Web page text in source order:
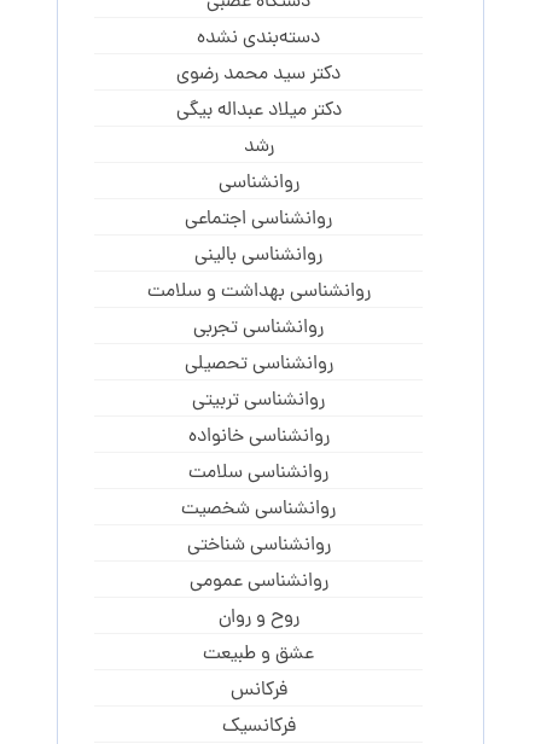
دسته‌بندی نشده
دکتر سید محمد رضوی
دکتر میلاد عبداله بیگی
رشد
روانشناسی
روانشناسی اجتماعی
روانشناسی بالینی
روانشناسی بهداشت و سلامت
روانشناسی تجربی
روانشناسی تحصیلی
روانشناسی تربیتی
روانشناسی خانواده
روانشناسی سلامت
روانشناسی شخصیت
روانشناسی شناختی
روانشناسی عمومی
روح و روان
عشق و طبیعت
فرکانس
فرکانسیک